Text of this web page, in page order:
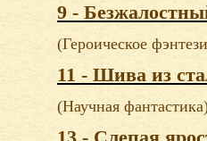
9 -
(Героическое
11 - Шива из
(Научная